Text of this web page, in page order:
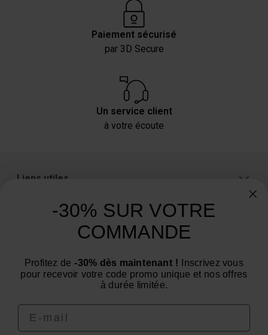
Paiement sécurisé
par 3D Secure
Un service client
à votre écoute
Liens utiles
Nous contacter par email
-30% SUR VOTRE
COMMANDE
Profitez de -30% dès maintenant ! Inscrivez vous
pour recevoir votre code promo unique et nos offres
à durée limitée.
Email